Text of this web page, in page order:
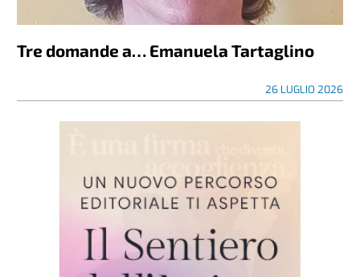
Tre domande a… Emanuela Tartaglino
26 LUGLIO 2026